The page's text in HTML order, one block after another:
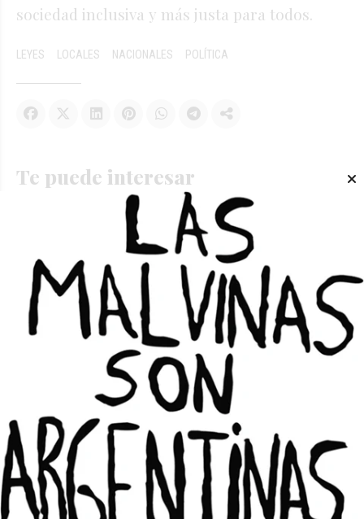
sociedad inclusiva y más justa para todos.
LEYES LOCALES NACIONALES POLÍTICA
Te puede interesar
Fuerte caída de la popularidad de
Milei: se ubica entre los cinco
peores de la región
REDACCIÓN EL TRIBUNA Política 14/07/2026